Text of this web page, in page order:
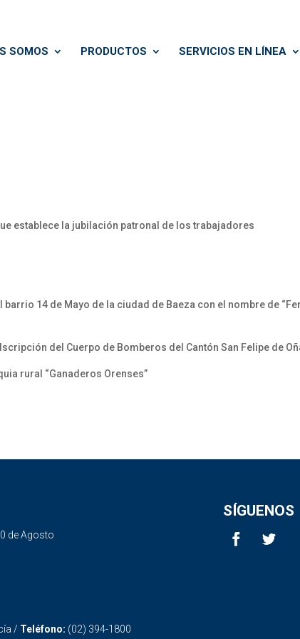
SOMOS PRODUCTOS SERVICIOS EN LÍNEA
establece la jubilación patronal de los trabajadores
14 de Mayo de la ciudad de Baeza con el nombre de
del Cuerpo de Bomberos del Cantón San Felipe de
rural “Ganaderos Orenses”
de Agosto
SÍGUENOS
/ Teléfono: (02) 394-1800